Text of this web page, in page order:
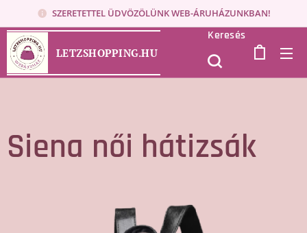
SZERETETTEL ÜDVÖZÖLÜNK WEB-ÁRUHÁZUNKBAN!
LETZSHOPPING.HU
Keresés
Siena női hátizsák